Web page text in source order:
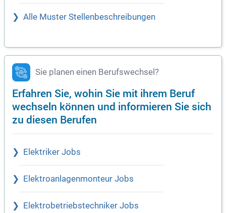
Alle Muster Stellenbeschreibungen
Sie planen einen Berufswechsel?
Erfahren Sie, wohin Sie mit ihrem Beruf
wechseln können und informieren Sie sich
zu diesen Berufen
Elektriker Jobs
Elektroanlagenmonteur Jobs
Elektrobetriebstechniker Jobs